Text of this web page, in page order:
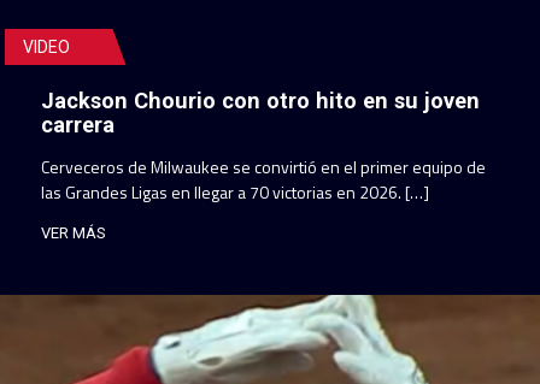
VIDEO
Jackson Chourio con otro hito en su joven
carrera
Cerveceros de Milwaukee se convirtió en el primer equipo de
las Grandes Ligas en llegar a 70 victorias en 2026. […]
VER MÁS